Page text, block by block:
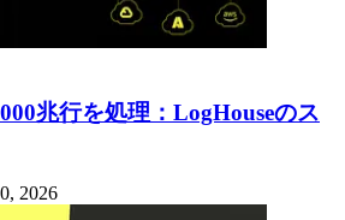
兆行を処理：LogHouseのス
2026